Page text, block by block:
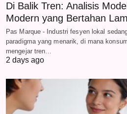
Di Balik Tren: Analisis
Modern yang Bertahan
Pas Marque - Industri fesyen lokal
paradigma yang menarik, di mana
mengejar tren…
2 days ago